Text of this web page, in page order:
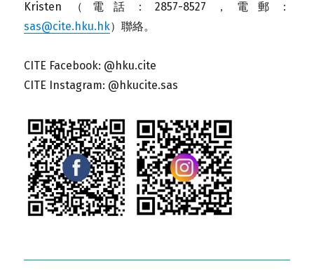
Kristen（電話：2857-8527，電郵：
sas@cite.hku.hk）聯絡。
CITE Facebook: @hku.cite
CITE Instagram: @hkucite.sas